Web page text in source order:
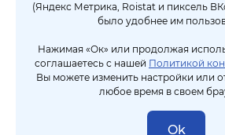
(Яндекс Метрика, Roistat и пиксель
было удобнее им
Нажимая «Ок» или продолжая
соглашаетесь с нашей Политикой
Вы можете изменить настройки или
любое время в своем
Ok